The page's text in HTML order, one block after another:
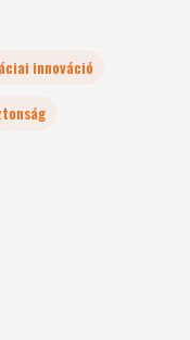
innováció